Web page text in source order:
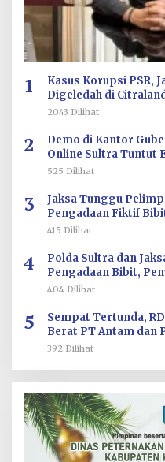
1
Kasus Korupsi PSR,
Digeledah di
2043 Dilihat
2
Demo di Kantor
Online Sultra Tuntut
Aplikasi
525 Dilihat
3
Jaksa Tunggu
Pengadaan Fiktif
Miliar
415 Dilihat
4
Polda Sultra dan
Pengadaan Bibit,
Terperiksa
404 Dilihat
5
Sempat Tertunda,
Berat PT Antam dan
Sultra
392 Dilihat